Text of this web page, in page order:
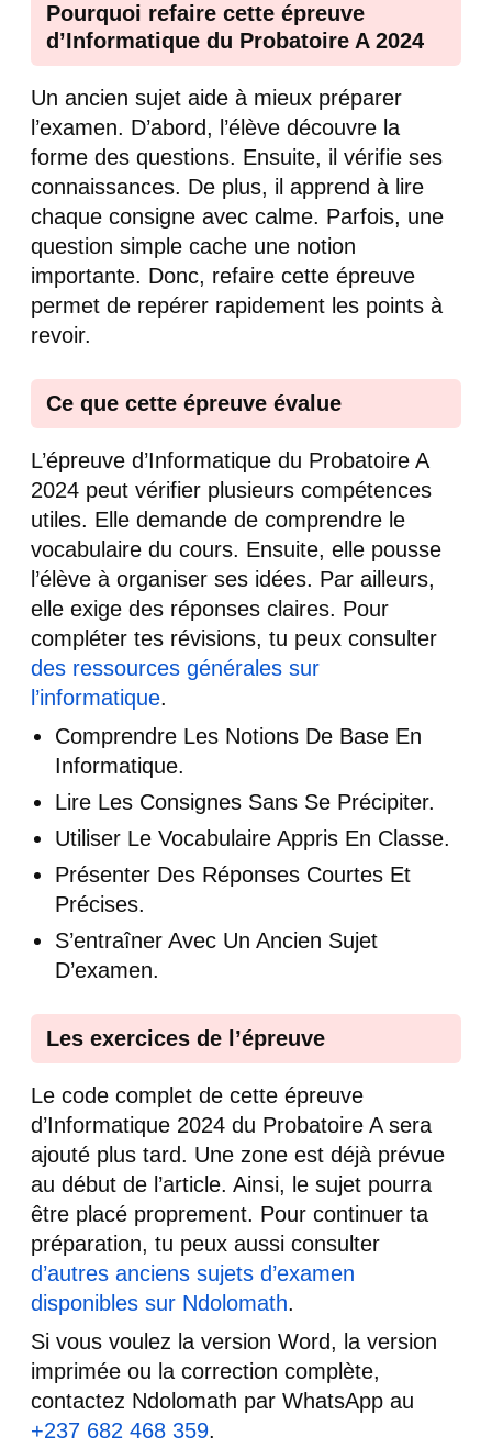
Pourquoi refaire cette épreuve
d’Informatique du Probatoire A 2024
Un ancien sujet aide à mieux préparer
l’examen. D’abord, l’élève découvre la
forme des questions. Ensuite, il vérifie ses
connaissances. De plus, il apprend à lire
chaque consigne avec calme. Parfois, une
question simple cache une notion
importante. Donc, refaire cette épreuve
permet de repérer rapidement les points à
revoir.
Ce que cette épreuve évalue
L’épreuve d’Informatique du Probatoire A
2024 peut vérifier plusieurs compétences
utiles. Elle demande de comprendre le
vocabulaire du cours. Ensuite, elle pousse
l’élève à organiser ses idées. Par ailleurs,
elle exige des réponses claires. Pour
compléter tes révisions, tu peux consulter
des ressources générales sur
l’informatique.
Comprendre Les Notions De Base En
Informatique.
Lire Les Consignes Sans Se Précipiter.
Utiliser Le Vocabulaire Appris En Classe.
Présenter Des Réponses Courtes Et
Précises.
S’entraîner Avec Un Ancien Sujet
D’examen.
Les exercices de l’épreuve
Le code complet de cette épreuve
d’Informatique 2024 du Probatoire A sera
ajouté plus tard. Une zone est déjà prévue
au début de l’article. Ainsi, le sujet pourra
être placé proprement. Pour continuer ta
préparation, tu peux aussi consulter
d’autres anciens sujets d’examen
disponibles sur Ndolomath.
Si vous voulez la version Word, la version
imprimée ou la correction complète,
contactez Ndolomath par WhatsApp au
+237 682 468 359.